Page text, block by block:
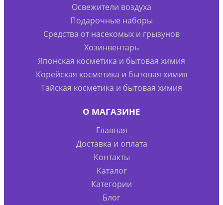
Освежители воздуха
Подарочные наборы
Средства от насекомых и грызунов
Хозинвентарь
Японская косметика и бытовая химия
Корейская косметика и бытовая химия
Тайская косметика и бытовая химия
О МАГАЗИНЕ
Главная
Доставка и оплата
Контакты
Каталог
Категории
Блог